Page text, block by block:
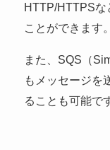
HTTP/HTTPSな
ことができます。
また、SQS（
もメッセージを
ることも可能で